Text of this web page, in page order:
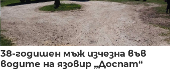
38-годишен мъж изчезна във
водите на язовир „Доспат“